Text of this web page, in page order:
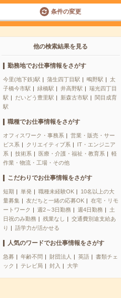
条件の変更
他の検索結果を見る
勤務地でお仕事情報をさがす
今里(地下鉄)駅 蒲生四丁目駅 鴫野駅
太
子橋今市駅
緑橋駅 井高野駅
瑞光四丁目
駅
だいどう豊里駅 新森古市駅
関目成育
駅
職種でお仕事情報をさがす
オフィスワーク・事務系
営業・販売・サー
ビス系
クリエイティブ系
IT・エンジニア
系
技術系 医療・介護・福祉・教育系
軽
作業・物流・工場・その他
こだわりでお仕事情報をさがす
短期 単発 職種未経験OK
10名以上の大
量募集
友だちと一緒の応募OK
在宅・リモ
ートワーク
週2～3日勤務 週4日勤務
土
日祝のみ勤務
残業なし
交通費別途支給あ
り
語学力が活かせる
人気のワードでお仕事情報をさがす
急募 年齢不問 財団法人 英語
書類チェ
ック
テレビ局 封入 大学